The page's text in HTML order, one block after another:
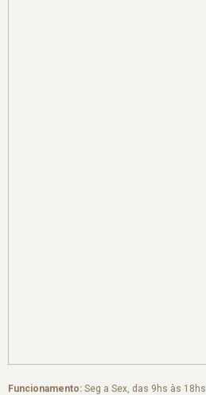
Funcionamento: Seg a Sex, das 9hs às 18hs